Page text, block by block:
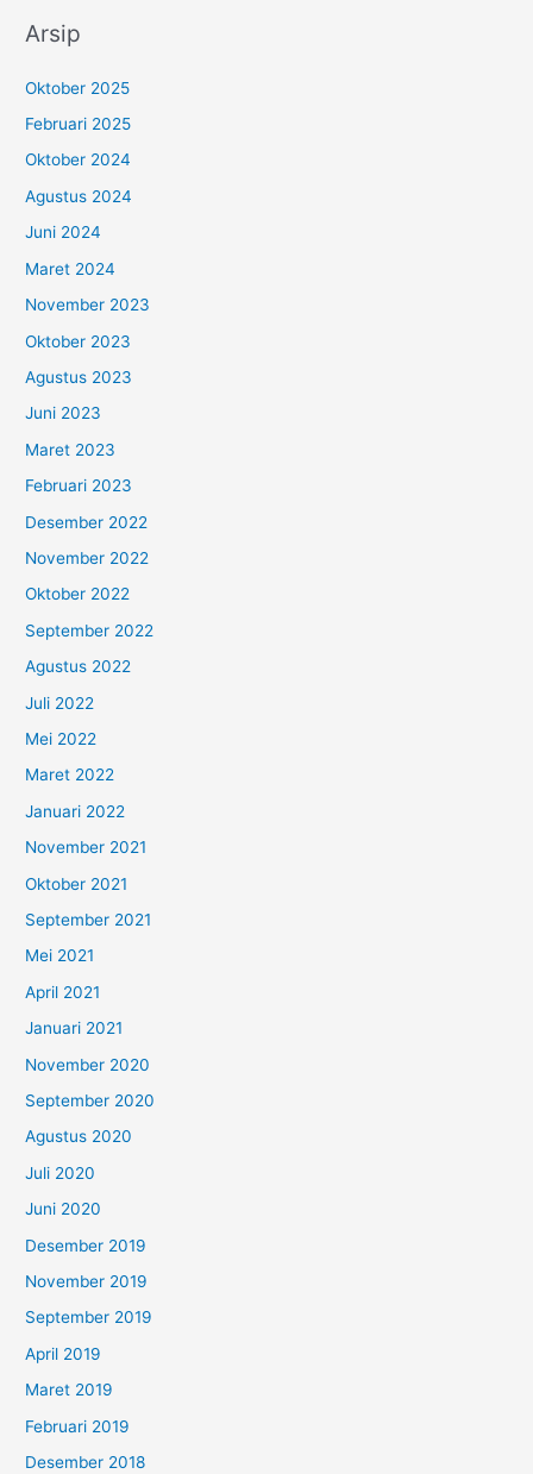
i
t
u
k
:
Arsip
Oktober 2025
Februari 2025
Oktober 2024
Agustus 2024
Juni 2024
Maret 2024
November 2023
Oktober 2023
Agustus 2023
Juni 2023
Maret 2023
Februari 2023
Desember 2022
November 2022
Oktober 2022
September 2022
Agustus 2022
Juli 2022
Mei 2022
Maret 2022
Januari 2022
November 2021
Oktober 2021
September 2021
Mei 2021
April 2021
Januari 2021
November 2020
September 2020
Agustus 2020
Juli 2020
Juni 2020
Desember 2019
November 2019
September 2019
April 2019
Maret 2019
Februari 2019
Desember 2018